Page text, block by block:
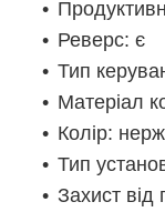
Реверс: є
Тип
Матеріал
Колір:
Тип
Захист від